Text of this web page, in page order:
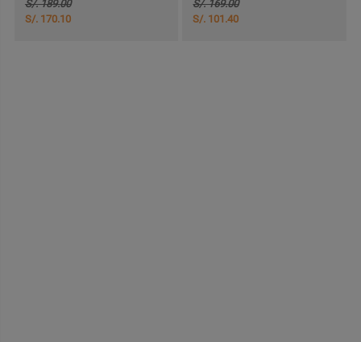
S/. 189.00
S/. 170.10
S/. 169.00
S/. 101.40